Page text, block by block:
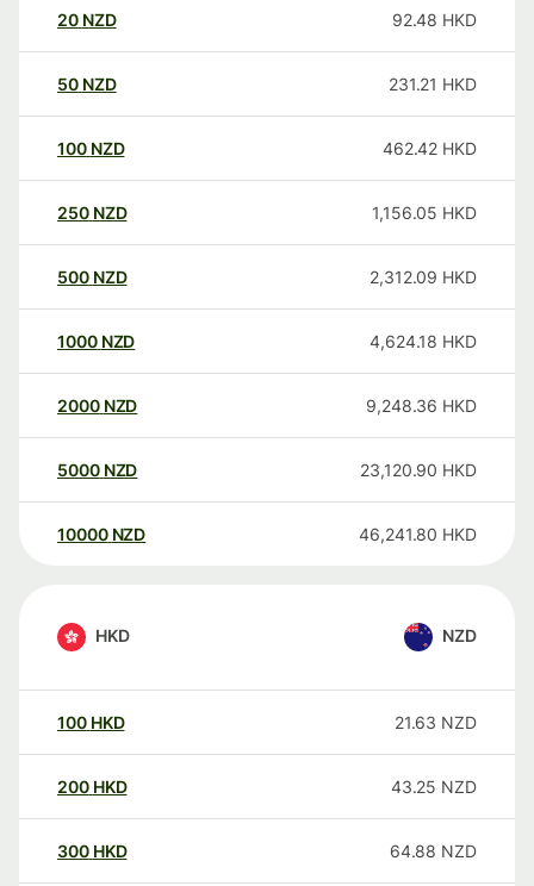
20 NZD 92.48 HKD
50 NZD 231.21 HKD
100 NZD 462.42 HKD
250 NZD 1,156.05 HKD
500 NZD 2,312.09 HKD
1000 NZD 4,624.18 HKD
2000 NZD 9,248.36 HKD
5000 NZD 23,120.90 HKD
10000 NZD 46,241.80 HKD
HKD NZD
100 HKD 21.63 NZD
200 HKD 43.25 NZD
300 HKD 64.88 NZD